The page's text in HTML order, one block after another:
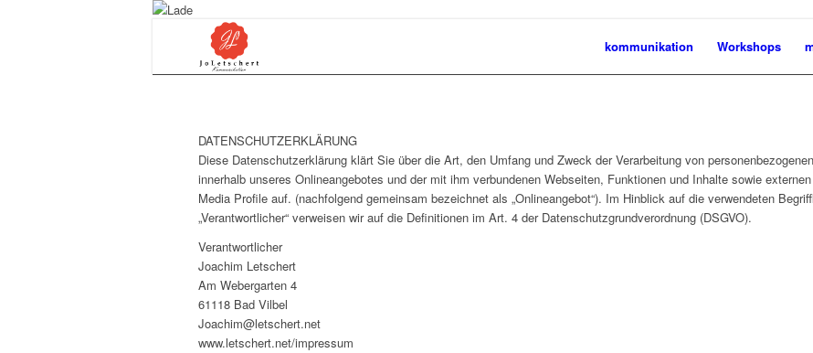
kommunikation Workshops
DATENSCHUTZERKLÄRUNG
Diese Datenschutzerklärung klärt Sie über die Art, den Umfang und Zweck der Verarbeitung von
innerhalb unseres Onlineangebotes und der mit ihm verbundenen Webseiten, Funktionen und Inhalte sowie
Media Profile auf. (nachfolgend gemeinsam bezeichnet als „Onlineangebot“). Im Hinblick auf die verwendeten
„Verantwortlicher“ verweisen wir auf die Definitionen im Art. 4 der Datenschutzgrundverordnung (DSGVO).
Verantwortlicher
Joachim Letschert
Am Webergarten 4
61118 Bad Vilbel
Joachim@letschert.net
www.letschert.net/impressum